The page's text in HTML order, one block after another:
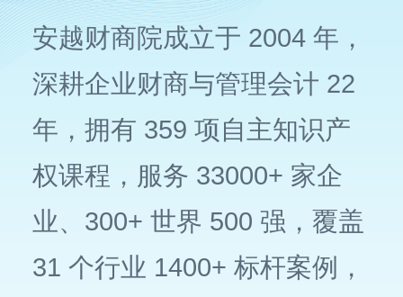
安越财商院成立于 2004 年，
深耕企业财商与管理会计 22
年，拥有 359 项自主知识产
权课程，服务 33000+ 家企
业、300+ 世界 500 强，覆盖
31 个行业 1400+ 标杆案例，